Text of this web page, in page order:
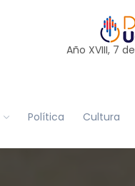
Año XVIII, 7 de
Política Cultura